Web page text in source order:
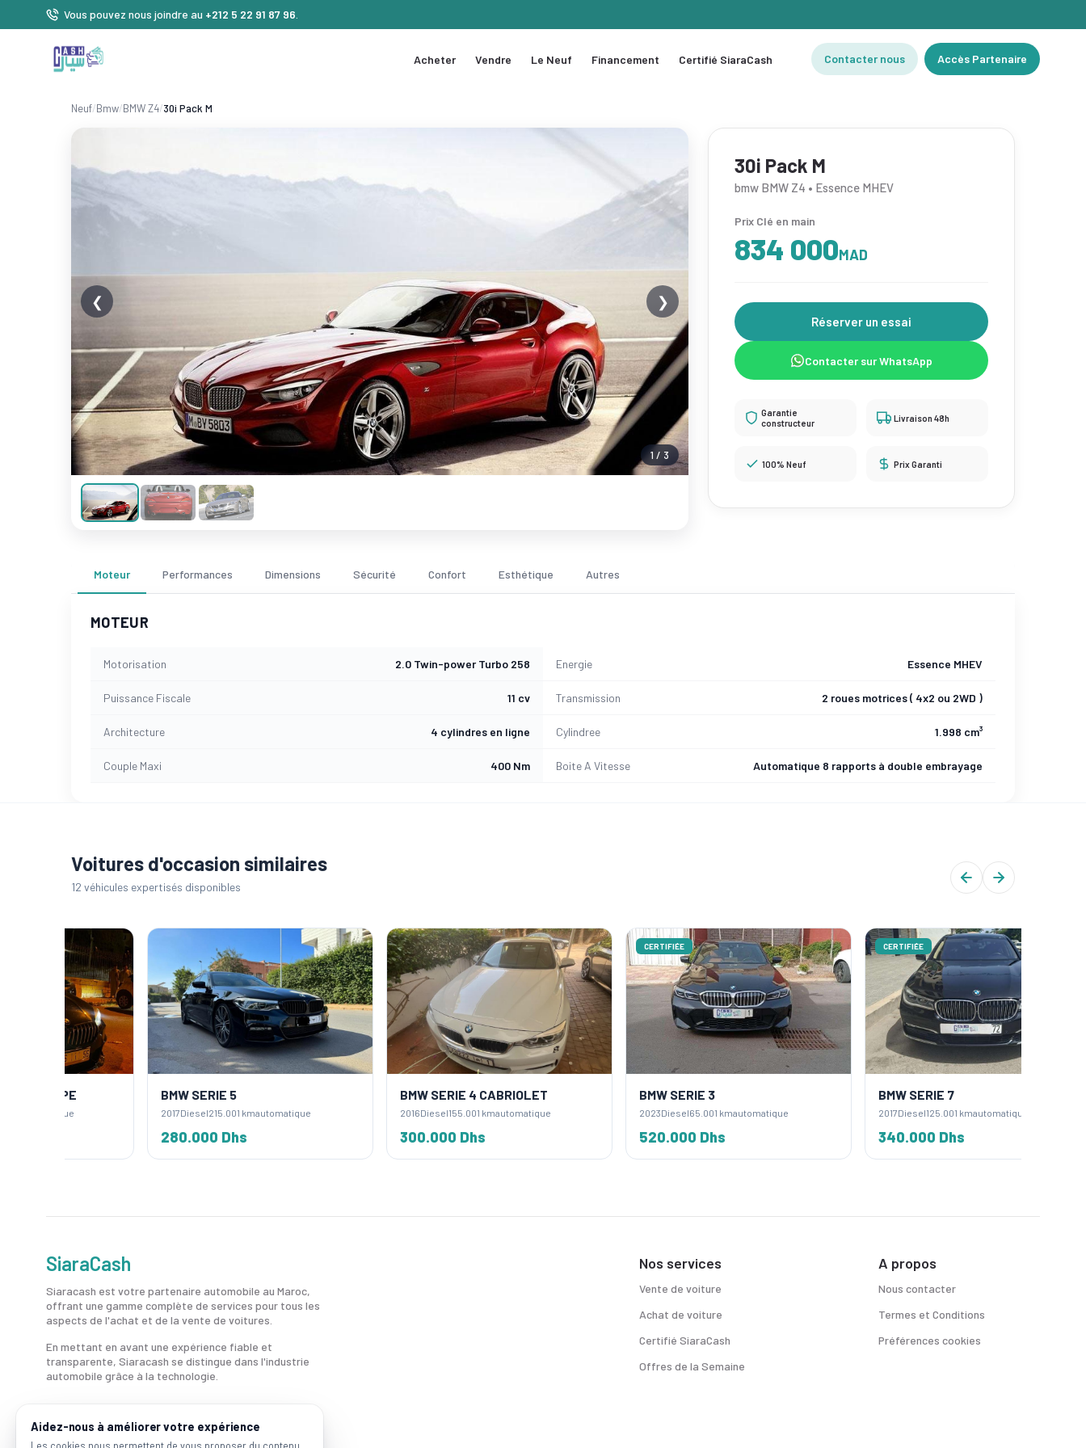
Vous pouvez nous joindre au +212 5 22 91 87 96
Acheter Vendre Le Neuf Financement Certifié SiaraCash Contacter nous Accès Partenaire
Neuf/Bmw/BMW Z4/30i Pack M
1 / 3
❮ ❯
30i Pack M
bmw BMW Z4 • Essence MHEV
Prix Clé en main
834 000MAD
Réserver un essai
Contacter sur WhatsApp
Garantie
constructeur
Livraison 48h
100% Neuf Prix Garanti
Moteur Performances Dimensions Sécurité Confort Esthétique Autres
MOTEUR
Motorisation 2.0 Twin-power Turbo 258 Energie Essence MHEV
Puissance Fiscale 11 cv Transmission 2 roues motrices ( 4x2 ou 2WD )
Architecture 4 cylindres en ligne Cylindree 1.998 cm³
Couple Maxi 400 Nm Boite A Vitesse Automatique 8 rapports à double embrayage
Voitures d'occasion similaires
12 véhicules expertisés disponibles
215.001 kmautomatique
280.000 Dhs
BMW SERIE 4 CABRIOLET
155.001 kmautomatique
300.000 Dhs
CERTIFIÉE
65.001 kmautomatique
520.000 Dhs
CERTIFIÉE
125.001 kmautomatique
340.000 Dhs
SiaraCash
Siaracash est votre partenaire automobile au Maroc,
offrant une gamme complète de services pour tous les
aspects de l'achat et de la vente de voitures.
En mettant en avant une expérience fiable et
transparente, Siaracash se distingue dans l'industrie
automobile grâce à la technologie.
Nos services
Vente de voiture
Achat de voiture
Certifié SiaraCash
Offres de la Semaine
A propos
Nous contacter
Termes et Conditions
Préférences cookies
Aidez-nous à améliorer votre expérience